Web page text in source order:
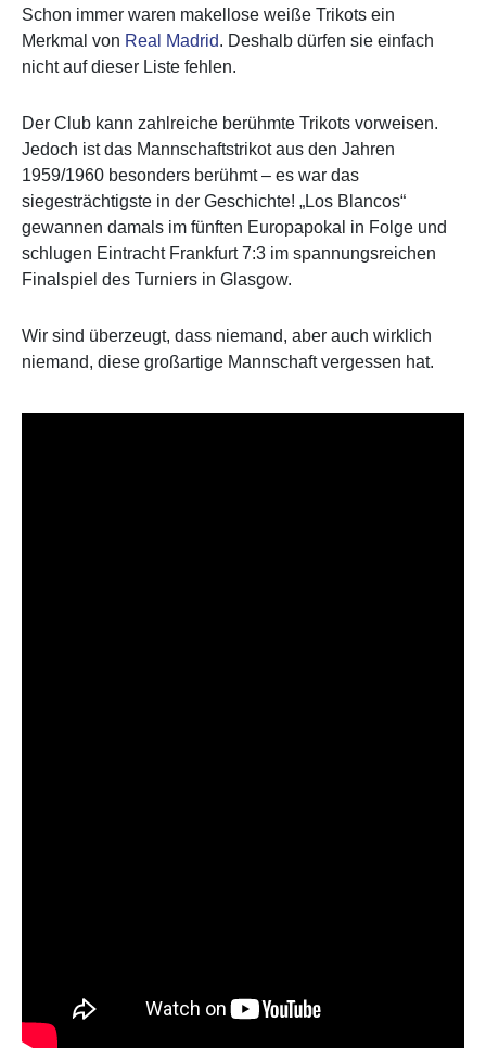
Schon immer waren makellose weiße Trikots ein
Merkmal von Real Madrid. Deshalb dürfen sie einfach
nicht auf dieser Liste fehlen.
Der Club kann zahlreiche berühmte Trikots vorweisen.
Jedoch ist das Mannschaftstrikot aus den Jahren
1959/1960 besonders berühmt – es war das
siegesträchtigste in der Geschichte! „Los Blancos“
gewannen damals im fünften Europapokal in Folge und
schlugen Eintracht Frankfurt 7:3 im spannungsreichen
Finalspiel des Turniers in Glasgow.
Wir sind überzeugt, dass niemand, aber auch wirklich
niemand, diese großartige Mannschaft vergessen hat.